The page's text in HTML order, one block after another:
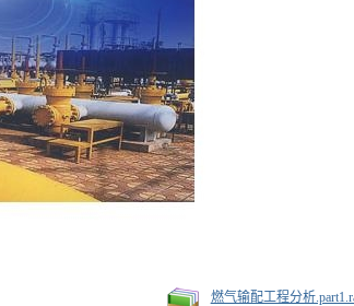
燃气输配工程分析